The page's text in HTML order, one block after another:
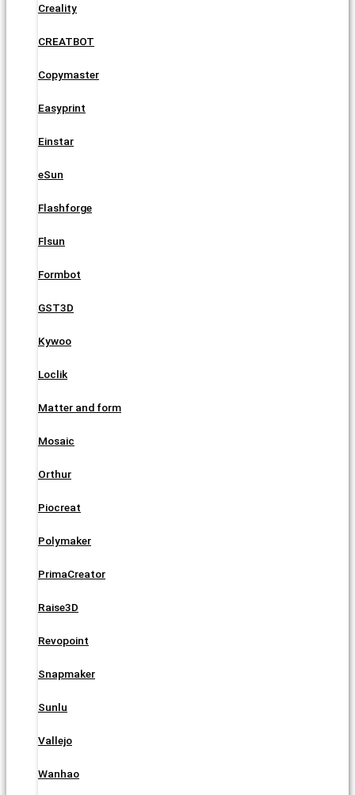
Creality
CREATBOT
Copymaster
Easyprint
Einstar
eSun
Flashforge
Flsun
Formbot
GST3D
Kywoo
Loclik
Matter and form
Mosaic
Orthur
Piocreat
Polymaker
PrimaCreator
Raise3D
Revopoint
Snapmaker
Sunlu
Vallejo
Wanhao